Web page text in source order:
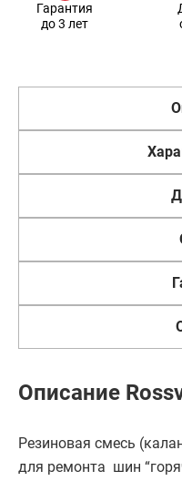
Гарантия
до 3 лет
Описание
Резиновая смесь
для ремонта шин